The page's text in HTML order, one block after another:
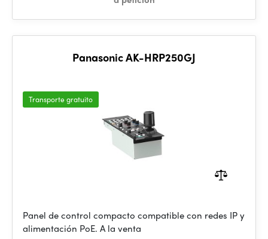
Panasonic AK-HRP250GJ
Transporte gratuito
Panel de control compacto compatible con redes IP y
alimentación PoE. A la venta